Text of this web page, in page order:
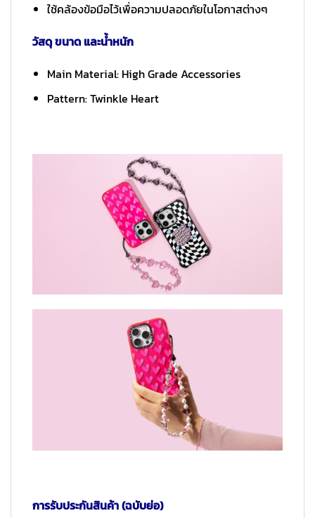
ใช้คล้องข้อมือไว้เพื่อความปลอดภัยในโอกาสต่างๆ
วัสดุ ขนาด และน้ำหนัก
Main Material: High Grade Accessories
Pattern: Twinkle Heart
การรับประกันสินค้า (ฉบับย่อ)